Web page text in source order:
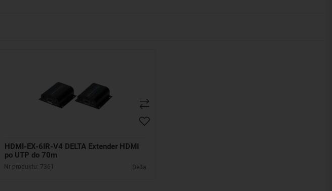
HDMI-EX-6IR-V4 DELTA Extender HDMI
po UTP do 70m
Nr produktu: 7361 Delta